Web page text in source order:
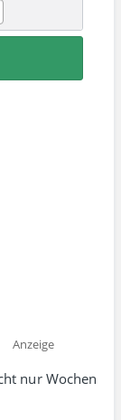
Anzeige
nur Wochen